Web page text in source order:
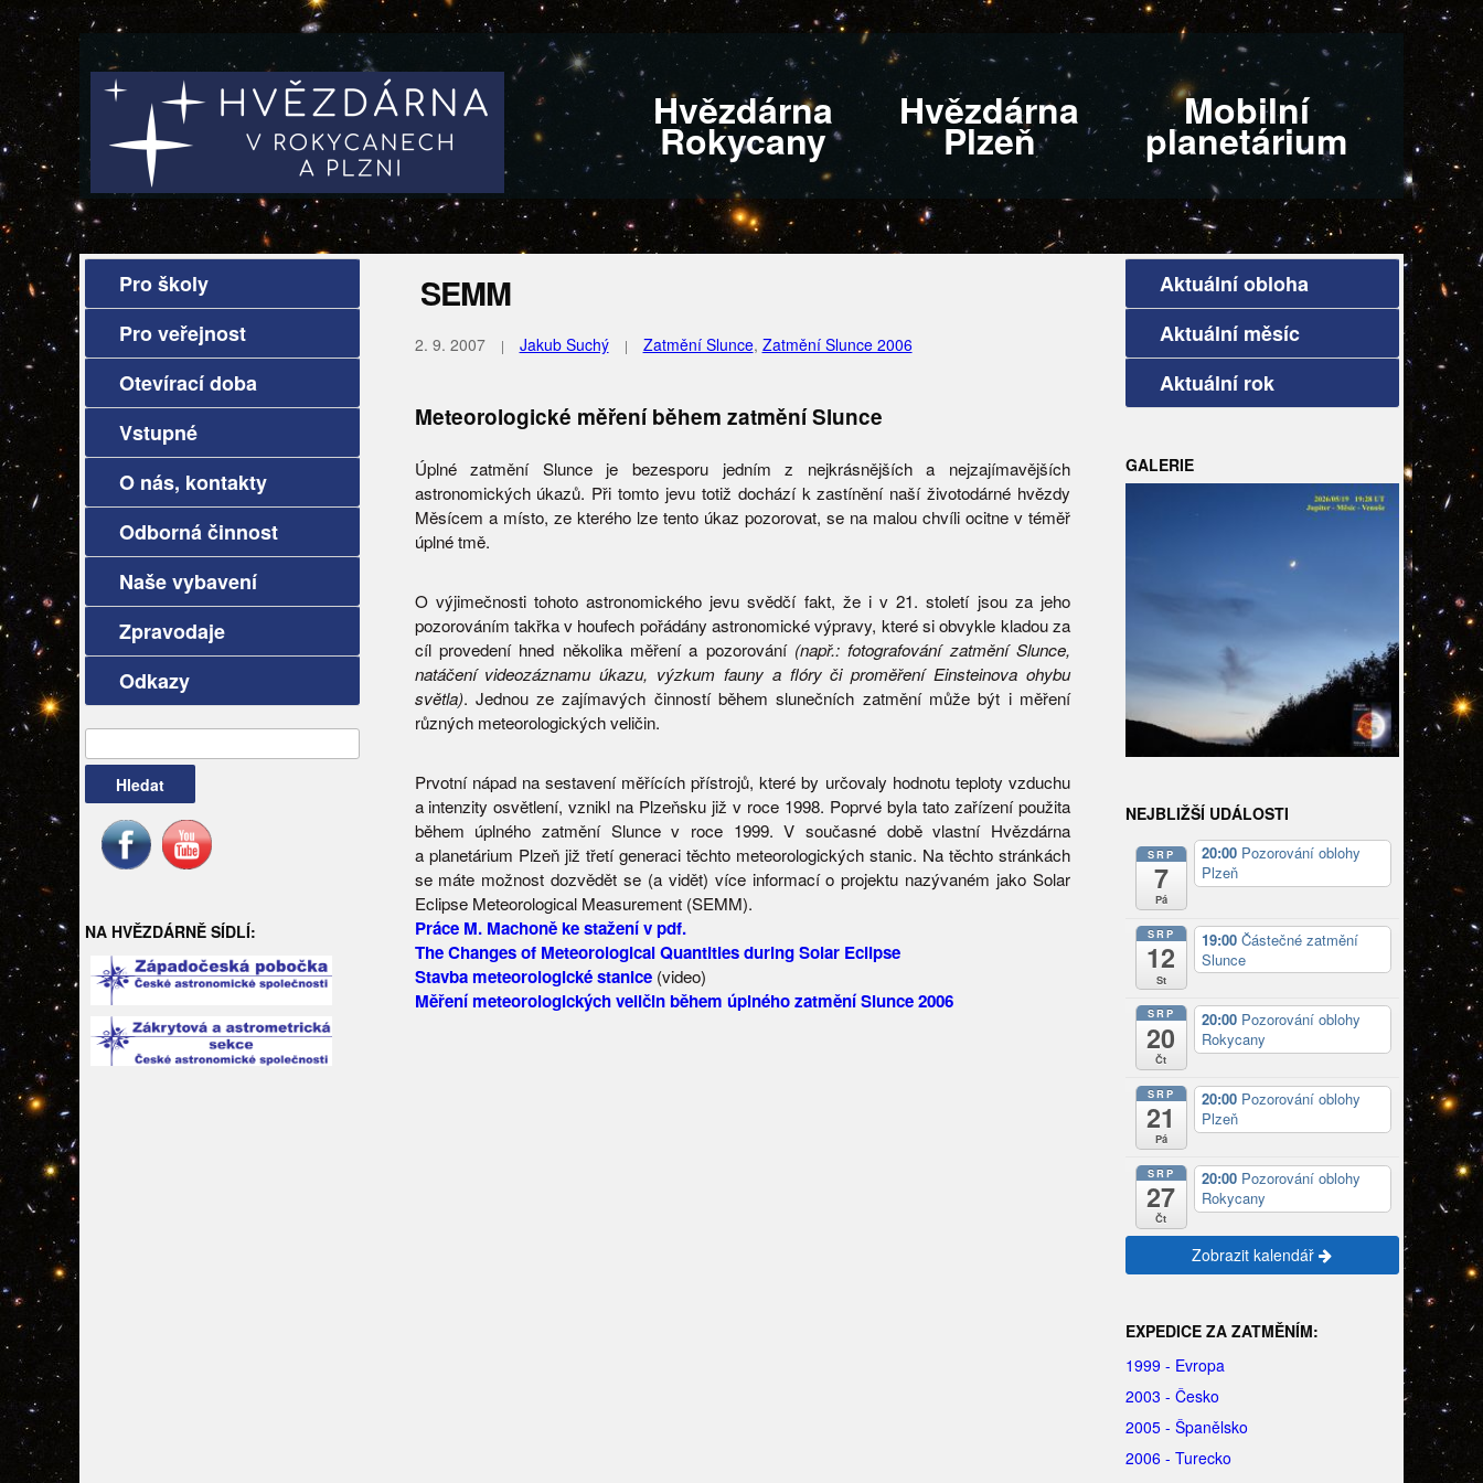
Hvězdárna
Rokycany
Hvězdárna
Plzeň
Mobilní
planetárium
Pro školy
Pro veřejnost
Otevírací doba
Vstupné
O nás, kontakty
Odborná činnost
Naše vybavení
Zpravodaje
Odkazy
NA HVĚZDÁRNĚ SÍDLÍ:
SEMM
2. 9. 2007 Jakub Suchý Zatmění Slunce, Zatmění Slunce 2006
Meteorologické měření během zatmění Slunce
Úplné zatmění Slunce je bezesporu jedním z nejkrásnějších a nejzajímavějších
astronomických úkazů. Při tomto jevu totiž dochází k zastínění naší životodárné hvězdy
Měsícem a místo, ze kterého lze tento úkaz pozorovat, se na malou chvíli ocitne v téměř
úplné tmě.
O výjimečnosti tohoto astronomického jevu svědčí fakt, že i v 21. století jsou za jeho
pozorováním takřka v houfech pořádány astronomické výpravy, které si obvykle kladou za
cíl provedení hned několika měření a pozorování (např.: fotografování zatmění Slunce,
natáčení videozáznamu úkazu, výzkum fauny a flóry či proměření Einsteinova ohybu
světla). Jednou ze zajímavých činností během slunečních zatmění může být i měření
různých meteorologických veličin.
Prvotní nápad na sestavení měřících přístrojů, které by určovaly hodnotu teploty vzduchu
a intenzity osvětlení, vznikl na Plzeňsku již v roce 1998. Poprvé byla tato zařízení použita
během úplného zatmění Slunce v roce 1999. V současné době vlastní Hvězdárna
a planetárium Plzeň již třetí generaci těchto meteorologických stanic. Na těchto stránkách
se máte možnost dozvědět se (a vidět) více informací o projektu nazývaném jako Solar
Eclipse Meteorological Measurement (SEMM).
Práce M. Machoně ke stažení v pdf.
The Changes of Meteorological Quantities during Solar Eclipse
Stavba meteorologické stanice(video)
Měření meteorologických veličin během úplného zatmění Slunce 2006
Aktuální obloha
Aktuální měsíc
Aktuální rok
GALERIE
NEJBLIŽŠÍ UDÁLOSTI
SRP
7
Pá
20:00 Pozorování oblohy
Plzeň
SRP
12
St
19:00 Částečné zatmění
Slunce
SRP
20
Čt
20:00 Pozorování oblohy
Rokycany
SRP
21
Pá
20:00 Pozorování oblohy
Plzeň
SRP
27
Čt
20:00 Pozorování oblohy
Rokycany
Zobrazit kalendář
EXPEDICE ZA ZATMĚNÍM:
1999 - Evropa
2003 - Česko
2005 - Španělsko
2006 - Turecko